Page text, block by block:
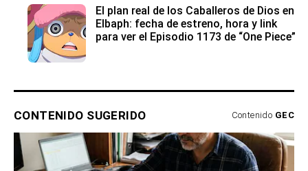
El plan real de los Caballeros de Dios en
Elbaph: fecha de estreno, hora y link
para ver el Episodio 1173 de “One Piece”
CONTENIDO SUGERIDO Contenido GEC